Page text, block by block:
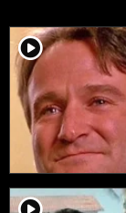
player2